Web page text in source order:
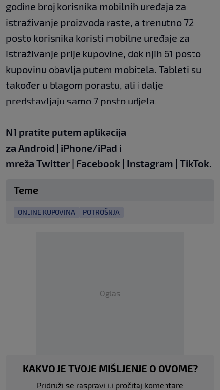
godine broj korisnika mobilnih uređaja za
istraživanje proizvoda raste, a trenutno 72
posto korisnika koristi mobilne uređaje za
istraživanje prije kupovine, dok njih 61 posto
kupovinu obavlja putem mobitela. Tableti su
također u blagom porastu, ali i dalje
predstavljaju samo 7 posto udjela.
N1 pratite putem aplikacija
za Android | iPhone/iPad i
mreža Twitter | Facebook | Instagram | TikTok.
Teme
ONLINE KUPOVINA POTROŠNJA
Oglas
KAKVO JE TVOJE MIŠLJENJE O OVOME?
Pridruži se raspravi ili pročitaj komentare